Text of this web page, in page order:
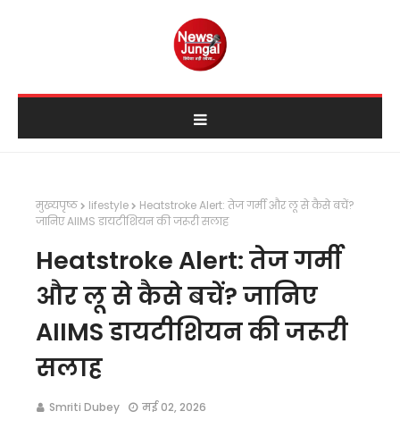
मुख्यपृष्ठ lifestyle
Heatstroke Alert: तेज गर्मी और लू से कैसे बचें?
जानिए AIIMS डायटीशियन की जरूरी सलाह
Heatstroke Alert: तेज गर्मी
और लू से कैसे बचें? जानिए
AIIMS डायटीशियन की जरूरी
सलाह
Smriti Dubey मई 02, 2026